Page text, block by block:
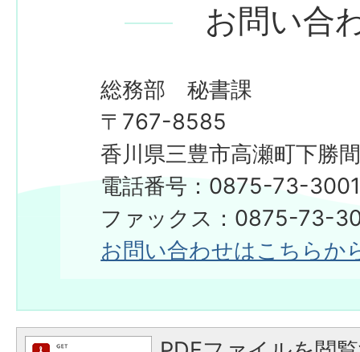
お問い合
総務部 秘書課
〒767-8585
香川県三豊市高瀬町下勝
電話番号：0875-73-
ファックス：0875-73-
お問い合わせはこちらか